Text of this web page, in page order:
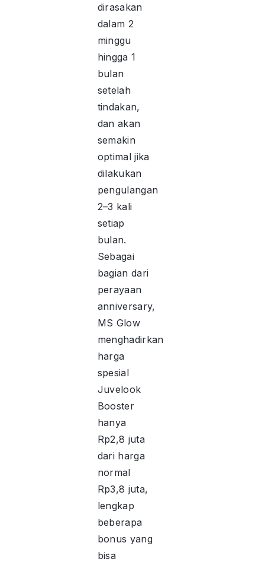
dirasakan
dalam 2
minggu
hingga 1
bulan
setelah
tindakan,
dan akan
semakin
optimal jika
dilakukan
pengulangan
2–3 kali
setiap
bulan.
Sebagai
bagian dari
perayaan
anniversary,
MS Glow
menghadirkan
harga
spesial
Juvelook
Booster
hanya
Rp2,8 juta
dari harga
normal
Rp3,8 juta,
lengkap
beberapa
bonus yang
bisa